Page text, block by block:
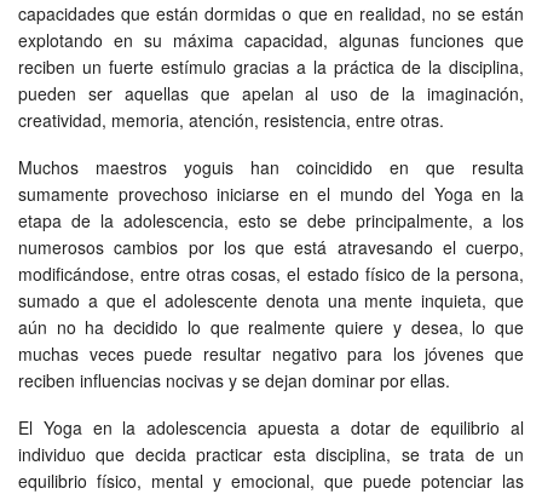
capacidades que están dormidas o que en realidad, no se están
explotando en su máxima capacidad, algunas funciones que
reciben un fuerte estímulo gracias a la práctica de la disciplina,
pueden ser aquellas que apelan al uso de la imaginación,
creatividad, memoria, atención, resistencia, entre otras.
Muchos maestros yoguis han coincidido en que resulta
sumamente provechoso iniciarse en el mundo del Yoga en la
etapa de la adolescencia, esto se debe principalmente, a los
numerosos cambios por los que está atravesando el cuerpo,
modificándose, entre otras cosas, el estado físico de la persona,
sumado a que el adolescente denota una mente inquieta, que
aún no ha decidido lo que realmente quiere y desea, lo que
muchas veces puede resultar negativo para los jóvenes que
reciben influencias nocivas y se dejan dominar por ellas.
El Yoga en la adolescencia apuesta a dotar de equilibrio al
individuo que decida practicar esta disciplina, se trata de un
equilibrio físico, mental y emocional, que puede potenciar las